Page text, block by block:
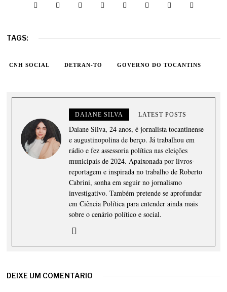
TAGS:
CNH SOCIAL DETRAN-TO GOVERNO DO TOCANTINS
DAIANE SILVA LATEST POSTS
Daiane Silva, 24 anos, é jornalista tocantinense
e augustinopolina de berço. Já trabalhou em
rádio e fez assessoria política nas eleições
municipais de 2024. Apaixonada por livros-
reportagem e inspirada no trabalho de Roberto
Cabrini, sonha em seguir no jornalismo
investigativo. Também pretende se aprofundar
em Ciência Política para entender ainda mais
sobre o cenário político e social.
DEIXE UM COMENTÁRIO